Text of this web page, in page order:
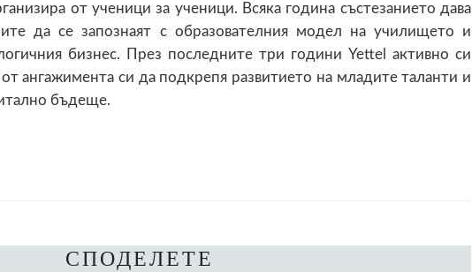
от ученици за ученици. Всяка година състезанието дава
да се запознаят с образователния модел на училището и
бизнес. През последните три години Yettel активно си
ангажимента си да подкрепя развитието на младите таланти и
бъдеще.
СПОДЕЛЕТЕ